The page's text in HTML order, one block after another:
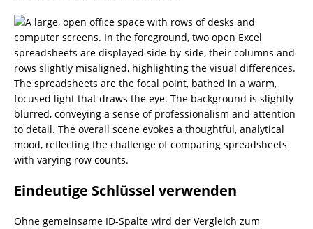
Eindeutige Schlüssel verwenden
Ohne gemeinsame ID-Spalte wird der Vergleich zum